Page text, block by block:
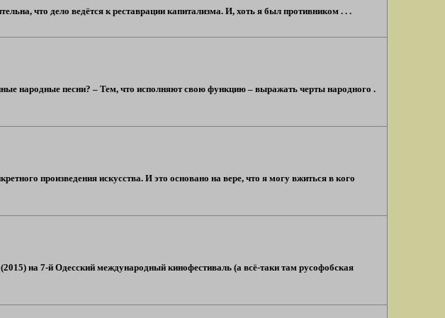
что дело ведётся к реставрации капитализма. И, хоть я был противником . . .
народные песни? – Тем, что исполняют свою функцию – выражать черты народного .
произведения искусства. И это основано на вере, что я могу вжиться в кого
на 7-й Одесский международный кинофестиваль (а всё-таки там русофобская